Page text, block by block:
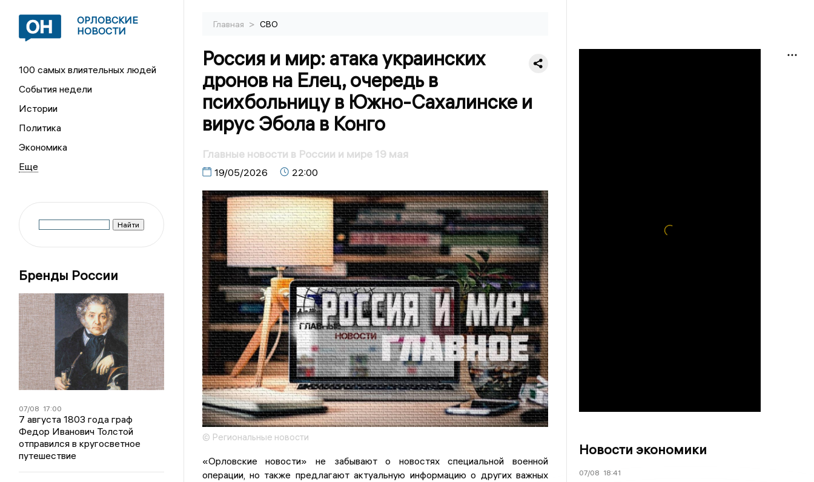
ОРЛОВСКИЕ
НОВОСТИ
100 самых влиятельных людей
События недели
Истории
Политика
Экономика
Бренды России
07/08 17:00
7 августа 1803 года граф
Федор Иванович Толстой
отправился в кругосветное
путешествие
Главная > СВО
Россия и мир: атака украинских
дронов на Елец, очередь в
психбольницу в Южно-Сахалинске и
вирус Эбола в Конго
Главные новости в России и мире 19 мая
19/05/2026 22:00
© Региональные новости
«Орловские новости» не забывают о новостях специальной военной
операции, но также предлагают актуальную информацию о других важных
Новости экономики
07/08 18:41